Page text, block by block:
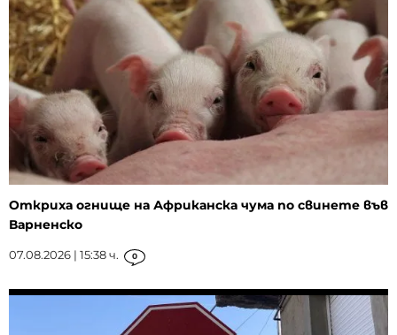
Откриха огнище на Африканска чума по свинете във
Варненско
07.08.2026 | 15:38 ч. 0